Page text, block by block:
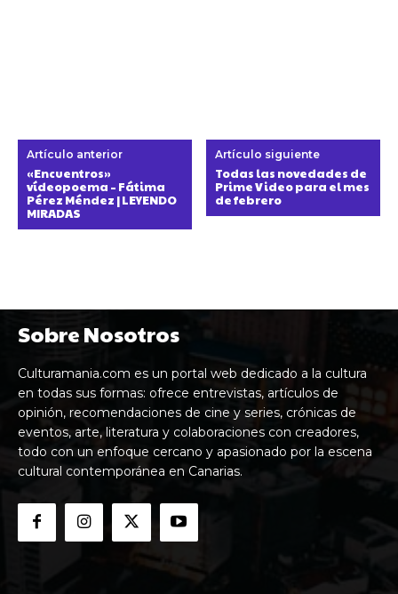
Artículo anterior
«Encuentros»
vídeopoema – Fátima
Pérez Méndez | LEYENDO
MIRADAS
Artículo siguiente
Todas las novedades de
Prime Video para el mes
de febrero
Sobre Nosotros
Culturamania.com es un portal web dedicado a la cultura
en todas sus formas: ofrece entrevistas, artículos de
opinión, recomendaciones de cine y series, crónicas de
eventos, arte, literatura y colaboraciones con creadores,
todo con un enfoque cercano y apasionado por la escena
cultural contemporánea en Canarias.